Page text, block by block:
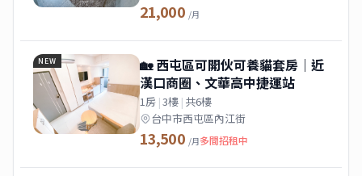
21,000 /月
NEW
🏡 西屯區可開伙可養貓套房｜近
漢口商圈、文華高中捷運站
1房 |3樓 | 共6樓
台中市西屯區內江街
13,500 /月多間招租中